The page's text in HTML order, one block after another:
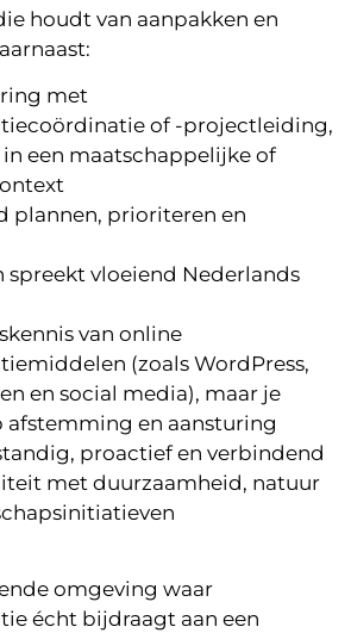
houdt van aanpakken en
met
of -projectleiding,
een maatschappelijke of
plannen, prioriteren en
spreekt vloeiend Nederlands
van online
(zoals WordPress,
en social media), maar je
afstemming en aansturing
proactief en verbindend
met duurzaamheid, natuur
omgeving waar
écht bijdraagt aan een